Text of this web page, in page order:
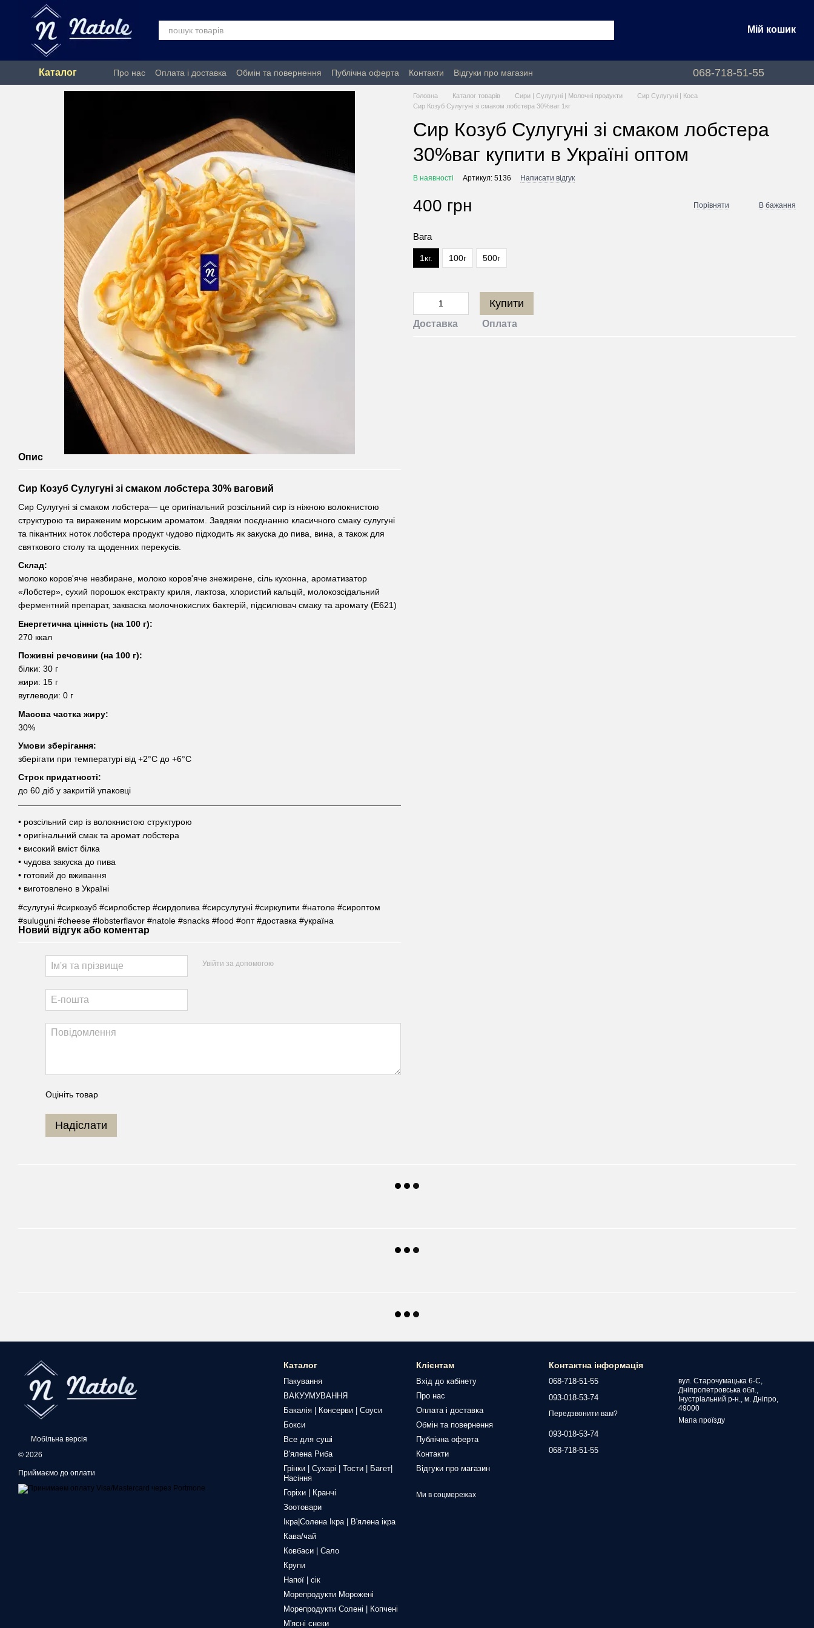
Перейти до основного контенту
Мій кошик
Каталог Про нас Оплата і доставка Обмін та повернення Публічна оферта Контакти Відгуки про магазин 068-718-51-55
Опис
Сир Козуб Сулугуні зі смаком лобстера 30% ваговий
Сир Сулугуні зі смаком лобстера— це оригінальний розсільний сир із ніжною волокнистою
структурою та вираженим морським ароматом. Завдяки поєднанню класичного смаку сулугуні
та пікантних ноток лобстера продукт чудово підходить як закуска до пива, вина, а також для
святкового столу та щоденних перекусів.
Склад:
молоко коров'яче незбиране, молоко коров'яче знежирене, сіль кухонна, ароматизатор
«Лобстер», сухий порошок екстракту криля, лактоза, хлористий кальцій, молокозсідальний
ферментний препарат, закваска молочнокислих бактерій, підсилювач смаку та аромату (Е621)
Енергетична цінність (на 100 г):
270 ккал
Поживні речовини (на 100 г):
білки: 30 г
жири: 15 г
вуглеводи: 0 г
Масова частка жиру:
30%
Умови зберігання:
зберігати при температурі від +2°C до +6°C
Строк придатності:
до 60 діб у закритій упаковці
• розсільний сир із волокнистою структурою
• оригінальний смак та аромат лобстера
• високий вміст білка
• чудова закуска до пива
• готовий до вживання
• виготовлено в Україні
#сулугуні #сиркозуб #сирлобстер #сирдопива #сирсулугуні #сиркупити #натоле #сироптом
#suluguni #cheese #lobsterflavor #natole #snacks #food #опт #доставка #україна
Новий відгук або коментар
Увійти за допомогою
Оцініть товар
Надіслати
Головна Каталог товарів Сири | Сулугуні | Молочні продукти
Сир Сулугуні | Коса
Сир Козуб Сулугуні зі смаком лобстера 30%ваг 1кг
Сир Козуб Сулугуні зі смаком лобстера
30%ваг купити в Україні оптом
В наявності Артикул: 5136 Написати відгук
400 грн Порівняти В бажання
Вага
1кг. 100г 500г
Купити
Доставка Оплата
Мобільна версія
© 2026
Приймаємо до оплати
Каталог
Пакування
ВАКУУМУВАННЯ
Бакалія | Консерви | Соуси
Бокси
Все для суші
В'ялена Риба
Грінки | Сухарі | Тости | Багет|
Насіння
Горіхи | Кранчі
Зоотовари
Ікра|Солена Ікра | В'ялена ікра
Кава/чай
Ковбаси | Сало
Крупи
Напої | сік
Морепродукти Морожені
Морепродукти Солені | Копчені
М'ясні снеки
Клієнтам
Вхід до кабінету
Про нас
Оплата і доставка
Обмін та повернення
Публічна оферта
Контакти
Відгуки про магазин
Ми в соцмережах
Контактна інформація
068-718-51-55
093-018-53-74
Передзвонити вам?
093-018-53-74
068-718-51-55
вул. Старочумацька 6-С,
Дніпропетровська обл.,
Інустріальний р-н., м. Дніпро,
49000
Мапа проїзду